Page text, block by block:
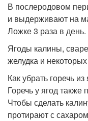
В послеродовом
и выдерживают на
Ложке 3 раза в день.
Ягоды калины,
желудка и
Как убрать горечь
Горечь у ягод также
Чтобы сделать
протирают с